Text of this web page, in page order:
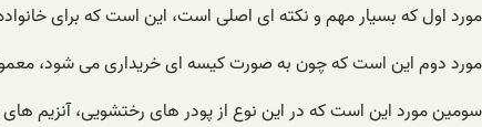
مورد اول که بسیار مهم و نکته ای اصلی است، این است که برای
مورد دوم این است که چون به صورت کیسه ای خریداری می شود،
سومین مورد این است که در این نوع از پودر های رختشویی، آنزیم